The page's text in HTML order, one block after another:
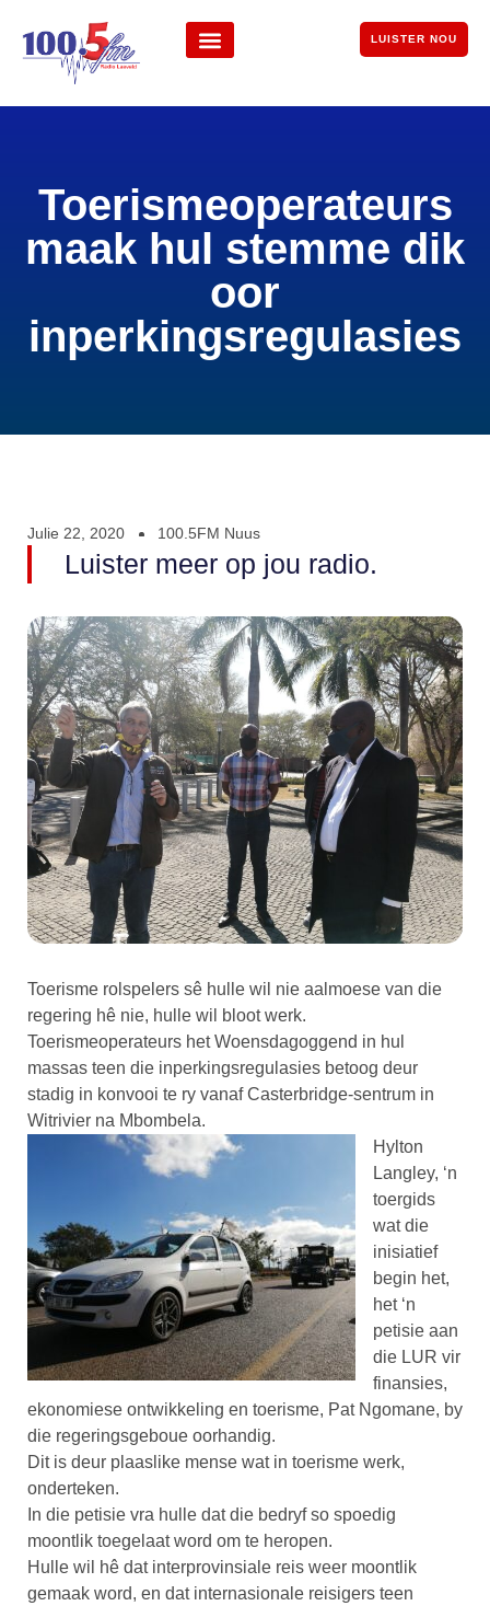
LUISTER NOU
Toerismeoperateurs
maak hul stemme dik
oor
inperkingsregulasies
Julie 22, 2020 100.5FM Nuus
Luister meer op jou radio.
Toerisme rolspelers sê hulle wil nie aalmoese van die
regering hê nie, hulle wil bloot werk.
Toerismeoperateurs het Woensdagoggend in hul
massas teen die inperkingsregulasies betoog deur
stadig in konvooi te ry vanaf Casterbridge-sentrum in
Witrivier na Mbombela.
Hylton
Langley, ‘n
toergids
wat die
inisiatief
begin het,
het ‘n
petisie aan
die LUR vir
finansies,
ekonomiese ontwikkeling en toerisme, Pat Ngomane, by
die regeringsgeboue oorhandig.
Dit is deur plaaslike mense wat in toerisme werk,
onderteken.
In die petisie vra hulle dat die bedryf so spoedig
moontlik toegelaat word om te heropen.
Hulle wil hê dat interprovinsiale reis weer moontlik
gemaak word, en dat internasionale reisigers teen